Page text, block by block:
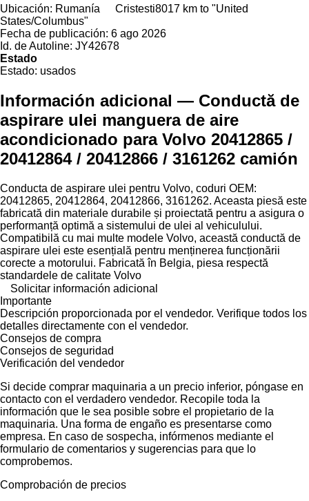
Ubicación: Rumanía Cristesti8017 km to "United
States/Columbus"
Fecha de publicación: 6 ago 2026
Id. de Autoline: JY42678
Estado
Estado: usados
Información adicional — Conductă de
aspirare ulei manguera de aire
acondicionado para Volvo 20412865 /
20412864 / 20412866 / 3161262 camión
Conducta de aspirare ulei pentru Volvo, coduri OEM:
20412865, 20412864, 20412866, 3161262. Aceasta piesă este
fabricată din materiale durabile și proiectată pentru a asigura o
performanță optimă a sistemului de ulei al vehiculului.
Compatibilă cu mai multe modele Volvo, această conductă de
aspirare ulei este esențială pentru menținerea funcționării
corecte a motorului. Fabricată în Belgia, piesa respectă
standardele de calitate Volvo
Solicitar información adicional
Importante
Descripción proporcionada por el vendedor. Verifique todos los
detalles directamente con el vendedor.
Consejos de compra
Consejos de seguridad
Verificación del vendedor
Si decide comprar maquinaria a un precio inferior, póngase en
contacto con el verdadero vendedor. Recopile toda la
información que le sea posible sobre el propietario de la
maquinaria. Una forma de engaño es presentarse como
empresa. En caso de sospecha, infórmenos mediante el
formulario de comentarios y sugerencias para que lo
comprobemos.
Comprobación de precios